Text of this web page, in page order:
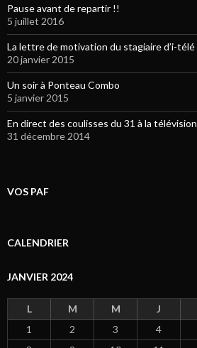
Pause avant de repartir !!
5 juillet 2016
La lettre de motivation du stagiaire d’i-télé
20 janvier 2015
Un soir à Ponteau Combo
5 janvier 2015
En direct des coulisses du 31 à la télévision
31 décembre 2014
VOS PAF
CALENDRIER
JANVIER 2024
L M M J
1
2 3 4